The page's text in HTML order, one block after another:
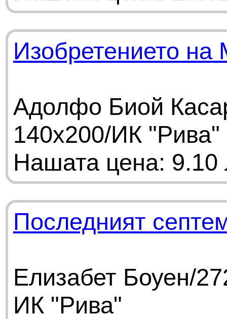
Изобретението на
Адолфо Биой
140х200/ИК "Рива"
Нашата цена: 9.10
Последният
Елизабет Боуен/
ИК "Рива"